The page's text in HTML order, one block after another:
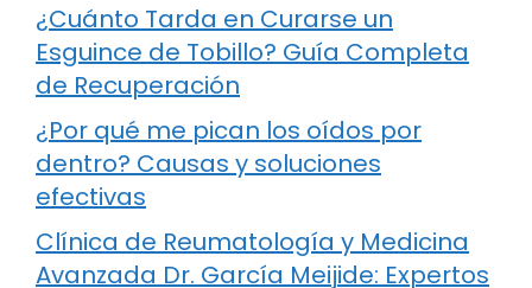
¿Cuánto Tarda en Curarse un
Esguince de Tobillo? Guía Completa
de Recuperación
¿Por qué me pican los oídos por
dentro? Causas y soluciones
efectivas
Clínica de Reumatología y Medicina
Avanzada Dr. García Meijide: Expertos